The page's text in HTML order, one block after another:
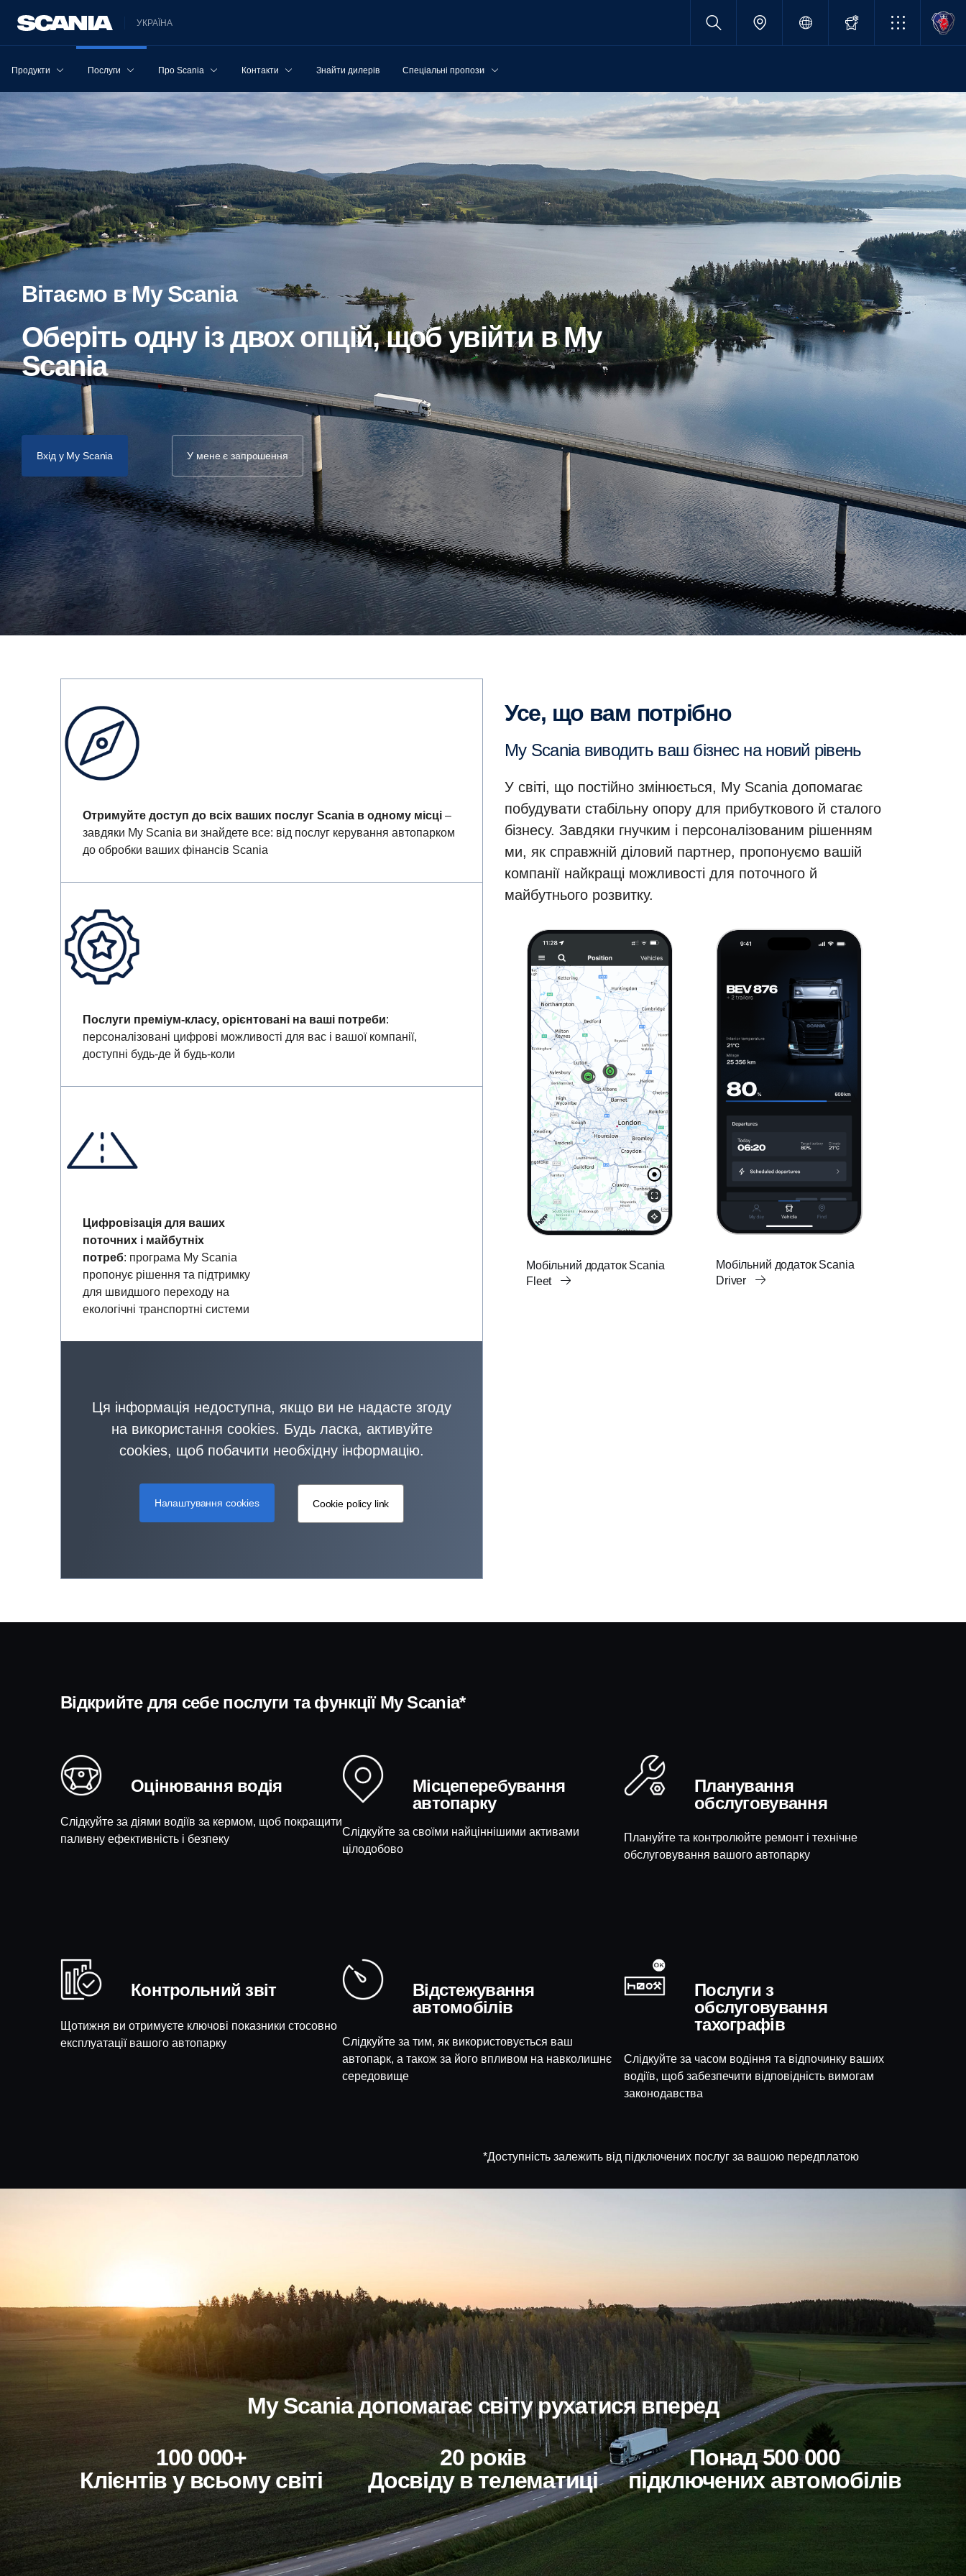
УКРАЇНА
Продукти Послуги Про Scania Контакти Знайти дилерів Спеціальні пропозиції
Вітаємо в My Scania
Оберіть одну із двох опцій, щоб увійти в My
Scania
Вхід у My Scania У мене є запрошення
Отримуйте доступ до всіх ваших послуг Scania в одному місці –
завдяки My Scania ви знайдете все: від послуг керування автопарком
до обробки ваших фінансів Scania
Послуги преміум-класу, орієнтовані на ваші потреби:
персоналізовані цифрові можливості для вас і вашої компанії,
доступні будь-де й будь-коли
Цифровізація для ваших
поточних і майбутніх
потреб: програма My Scania
пропонує рішення та підтримку
для швидшого переходу на
екологічні транспортні системи
Ця інформація недоступна, якщо ви не надасте згоду
на використання cookies. Будь ласка, активуйте
cookies, щоб побачити необхідну інформацію.
Налаштування cookies Cookie policy link
Усе, що вам потрібно
My Scania виводить ваш бізнес на новий рівень
У світі, що постійно змінюється, My Scania допомагає
побудувати стабільну опору для прибуткового й сталого
бізнесу. Завдяки гнучким і персоналізованим рішенням
ми, як справжній діловий партнер, пропонуємо вашій
компанії найкращі можливості для поточного й
майбутнього розвитку.
Мобільний додаток Scania
Fleet
Мобільний додаток Scania
Driver
Відкрийте для себе послуги та функції My Scania*
Оцінювання водія
Слідкуйте за діями водіїв за кермом, щоб покращити
паливну ефективність і безпеку
Місцеперебування
автопарку
Слідкуйте за своїми найціннішими активами
цілодобово
Планування
обслуговування
Плануйте та контролюйте ремонт і технічне
обслуговування вашого автопарку
Контрольний звіт
Щотижня ви отримуєте ключові показники стосовно
експлуатації вашого автопарку
Відстежування
автомобілів
Слідкуйте за тим, як використовується ваш
автопарк, а також за його впливом на навколишнє
середовище
Послуги з
обслуговування
тахографів
Слідкуйте за часом водіння та відпочинку ваших
водіїв, щоб забезпечити відповідність вимогам
законодавства
*Доступність залежить від підключених послуг за вашою передплатою
My Scania допомагає світу рухатися вперед
100 000+
клієнтів у всьому світі
20 років
досвіду в телематиці
Понад 500 000
підключених автомобілів